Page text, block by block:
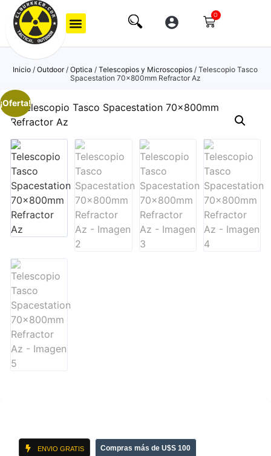
0
Inicio / Outdoor/ Optica / Telescopios y Microscopios / Telescopio Tasco
Spacestation 70x800mm Refractor Az
¡Oferta!
ENVIO GRATIS Compras más de U$S 100